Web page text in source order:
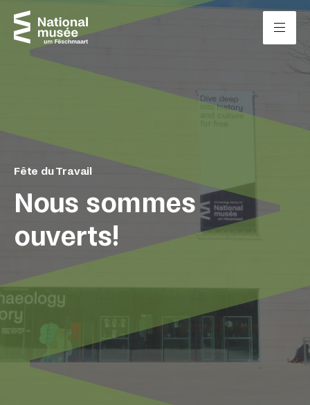
Passer directement au contenu
Nous sommes
ouverts!
Fête du Travail
Panneau de gestion des cookies